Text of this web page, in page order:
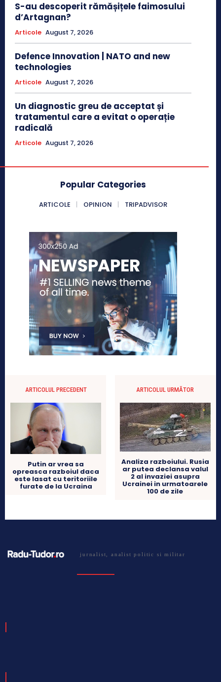
S-au descoperit rămășițele faimosului
d’Artagnan?
Articole August 7, 2026
Defence Innovation | NATO and new
technologies
Articole August 7, 2026
Un diagnostic greu de acceptat și
tratamentul care a evitat o operație
radicală
Articole August 7, 2026
Popular Categories
ARTICOLE OPINION TRIPADVISOR
ARTICOLUL PRECEDENT
Putin ar vrea sa
opreasca razboiul daca
este lasat cu teritoriile
furate de la Ucraina
ARTICOLUL URMĂTOR
Analiza razboiului. Rusia
ar putea declansa valul
2 al invaziei asupra
Ucrainei in urmatoarele
100 de zile
jurnalist, analist politic si militar